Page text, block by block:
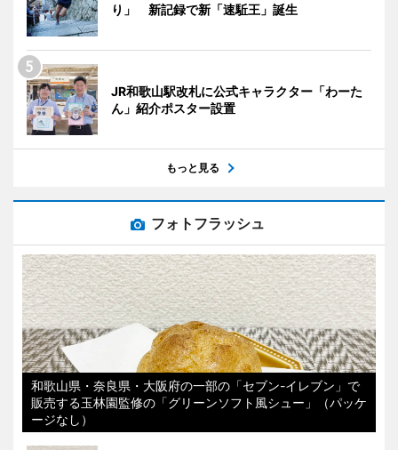
り」 新記録で新「速駈王」誕生
JR和歌山駅改札に公式キャラクター「わーた
ん」紹介ポスター設置
もっと見る
フォトフラッシュ
和歌山県・奈良県・大阪府の一部の「セブン-イレブン」で
販売する玉林園監修の「グリーンソフト風シュー」（パッケ
ージなし）